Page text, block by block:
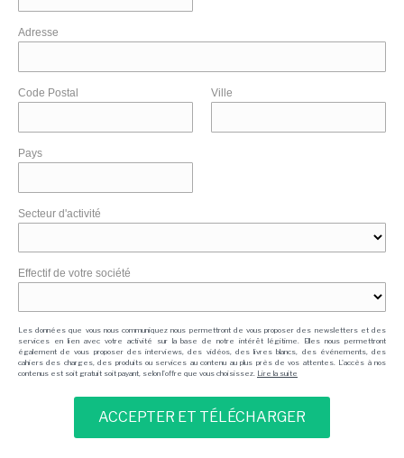
Adresse
Code Postal Ville
Pays
Secteur d'activité
Effectif de votre société
Les données que vous nous communiquez nous permettront de vous proposer des newsletters et des
services en lien avec votre activité sur la base de notre intérêt légitime. Elles nous permettront
également de vous proposer des interviews, des vidéos, des livres blancs, des événements, des
cahiers des charges, des produits ou services au contenu au plus près de vos attentes. L'accès à nos
contenus est soit gratuit soit payant, selon l'offre que vous choisissez. Lire la suite